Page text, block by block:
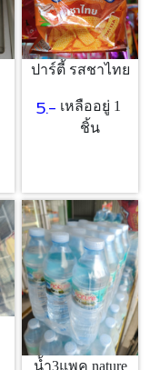
ปาร์ตี้ รสชาไทย
5.- เหลืออยู่ 1
ชิ้น
น้ำ3แพค nature